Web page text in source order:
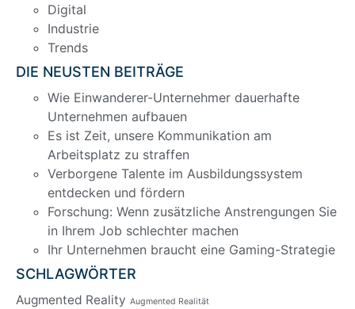
Digital
Industrie
Trends
DIE NEUSTEN BEITRÄGE
Wie Einwanderer-Unternehmer dauerhafte
Unternehmen aufbauen
Es ist Zeit, unsere Kommunikation am
Arbeitsplatz zu straffen
Verborgene Talente im Ausbildungssystem
entdecken und fördern
Forschung: Wenn zusätzliche Anstrengungen Sie
in Ihrem Job schlechter machen
Ihr Unternehmen braucht eine Gaming-Strategie
SCHLAGWÖRTER
Augmented Reality Augmented Realität